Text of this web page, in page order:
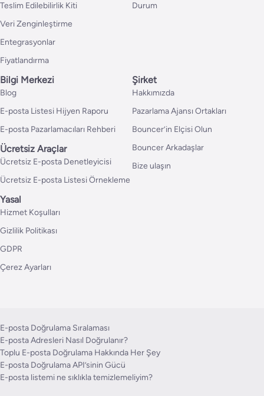
Teslim Edilebilirlik Kiti
Veri Zenginleştirme
Entegrasyonlar
Fiyatlandırma
Durum
Bilgi Merkezi
Blog
E-posta Listesi Hijyen Raporu
E-posta Pazarlamacıları Rehberi
Ücretsiz Araçlar
Ücretsiz E-posta Denetleyicisi
Ücretsiz E-posta Listesi Örnekleme
Şirket
Hakkımızda
Pazarlama Ajansı Ortakları
Bouncer’in Elçisi Olun
Bouncer Arkadaşlar
Bize ulaşın
Yasal
Hizmet Koşulları
Gizlilik Politikası
GDPR
Çerez Ayarları
E-posta Doğrulama Sıralaması
E-posta Adresleri Nasıl Doğrulanır?
Toplu E-posta Doğrulama Hakkında Her Şey
E-posta Doğrulama API’sinin Gücü
E-posta listemi ne sıklıkla temizlemeliyim?